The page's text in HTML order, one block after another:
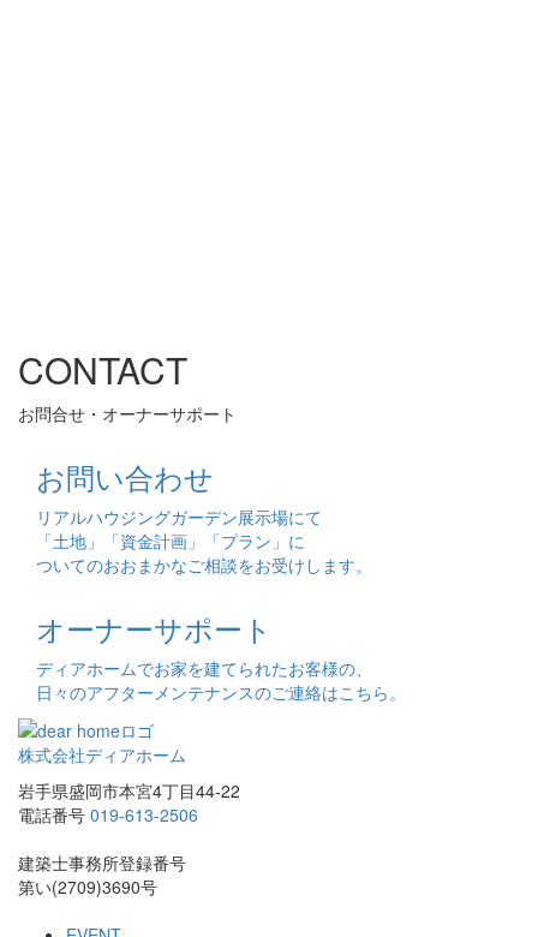
CONTACT
お問合せ・オーナーサポート
お問い合わせ
リアルハウジングガーデン展示場にて
「土地」「資金計画」「プラン」に
ついてのおおまかなご相談をお受けします。
オーナーサポート
ディアホームでお家を建てられたお客様の、
日々のアフターメンテナンスのご連絡はこちら。
株式会社ディアホーム
岩手県盛岡市本宮4丁目44-22
電話番号 019-613-2506
建築士事務所登録番号
第い(2709)3690号